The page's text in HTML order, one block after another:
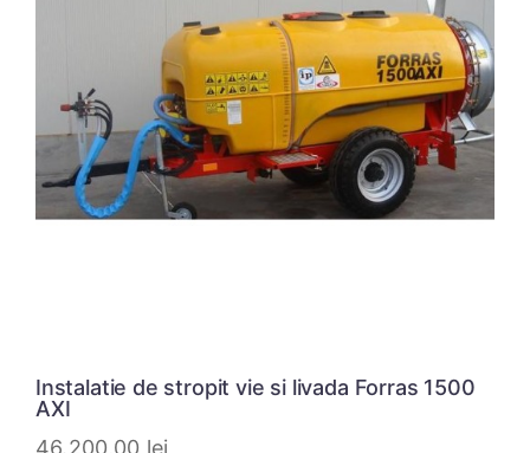
Instalatie de stropit vie si livada Forras 1500
AXI
46.200,00 lei